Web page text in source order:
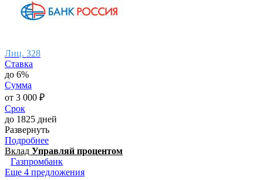
Лиц. 328
Ставка
до 6%
Сумма
от 3 000 ₽
Срок
до 1825 дней
Развернуть
Подробнее
Вклад Управляй процентом
Газпромбанк
Еще 4 предложения